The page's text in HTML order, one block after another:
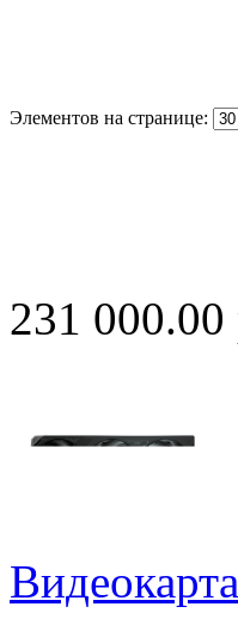
Элементов на странице:
231 000.00